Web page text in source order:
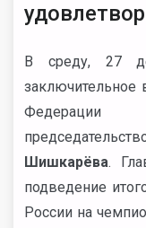
В среду, 27
заключительное
Федерации
Шишкарёва.
подведение
России на